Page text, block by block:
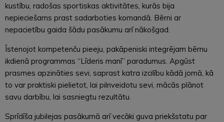
kustību, radošas sportiskas aktivitātes, kurās bija
nepieciešams prast sadarboties komandā. Bērni ar
nepacietību gaida šādu pasākumu arī nākošgad.
Īstenojot kompetenču pieeju, pakāpeniski integrējam bērnu
ikdienā programmas “Līderis manī” paradumus. Apgūst
prasmes apzināties sevi, saprast katra izcilību kādā jomā, kā
to var praktiski pielietot, lai pilnveidotu sevi, mācās plānot
savu darbību, lai sasniegtu rezultātu.
Sprīdīša jubilejas pasākumā arī vecāki guva priekšstatu par